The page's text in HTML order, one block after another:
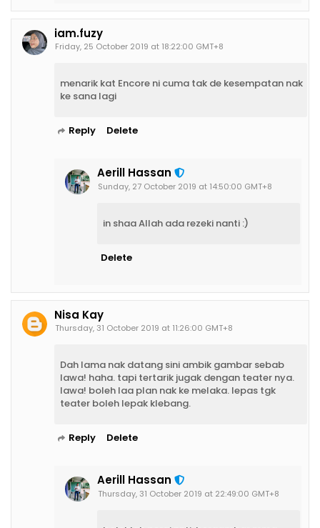
iam.fuzy
Friday, 25 October 2019 at 18:22:00 GMT+8
menarik kat Encore ni cuma tak de kesempatan nak
ke sana lagi
Reply Delete
Aerill Hassan
Sunday, 27 October 2019 at 14:50:00 GMT+8
in shaa Allah ada rezeki nanti :)
Delete
Nisa Kay
Thursday, 31 October 2019 at 11:26:00 GMT+8
Dah lama nak datang sini ambik gambar sebab
lawa! haha. tapi tertarik jugak dengan teater nya.
lawa! boleh laa plan nak ke melaka. lepas tgk
teater boleh lepak klebang.
Reply Delete
Aerill Hassan
Thursday, 31 October 2019 at 22:49:00 GMT+8